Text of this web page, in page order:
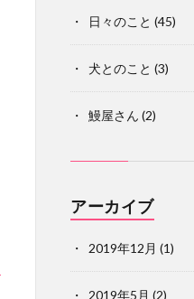
日々のこと (45)
犬とのこと (3)
鰻屋さん (2)
アーカイブ
2019年12月 (1)
2019年5月 (2)